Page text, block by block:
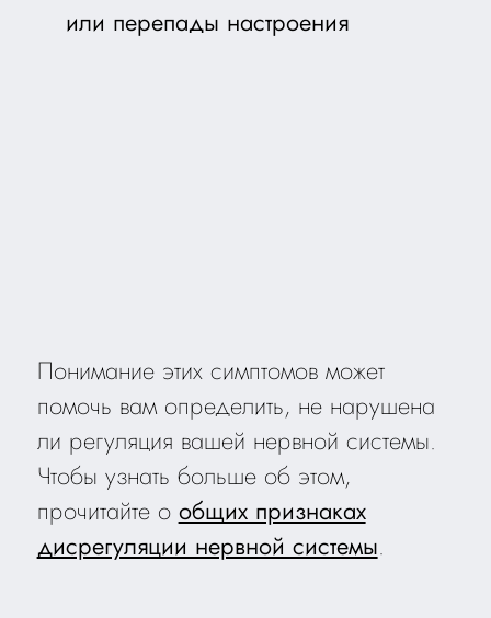
или перепады настроения
Понимание этих симптомов может
помочь вам определить, не нарушена
ли регуляция вашей нервной системы.
Чтобы узнать больше об этом,
прочитайте о общих признаках
дисрегуляции нервной системы.